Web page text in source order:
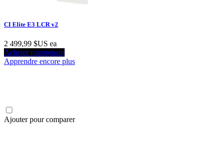
CI Elite E3 LCR v2
2 499,99 $US ea
Acheter maintenant
Apprendre encore plus
Ajouter pour comparer